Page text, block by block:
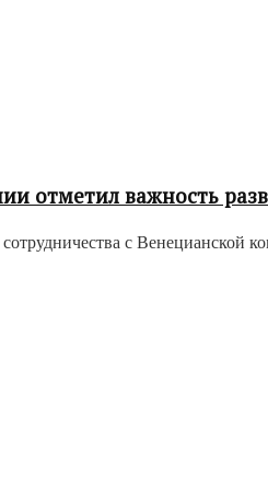
отметил важность
с Венецианской